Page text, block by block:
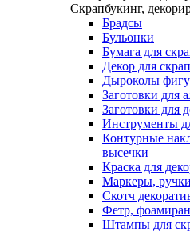
Скрапбукинг,
Брадсы
Бульонки
Бумага для
Декор для
Дыроколы
Заготовки для
Заготовки для
Инструменты
Контурные
высечки
Краска для
Маркеры, ручки
Скотч
Фетр,
Штампы для